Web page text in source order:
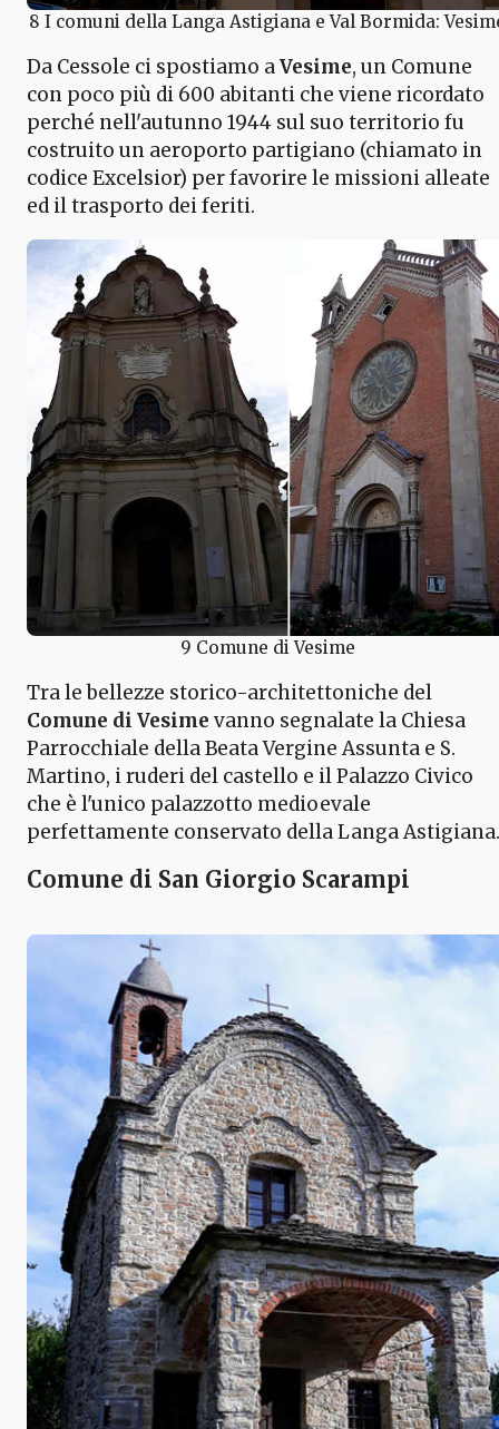
8 I comuni della Langa Astigiana e Val Bormida:
Da Cessole ci spostiamo aVesime, un Comune
con poco più di 600 abitanti che viene ricordato
perché nell'autunno 1944 sul suo territorio fu
costruito un aeroporto partigiano (chiamato in
codice Excelsior) per favorire le missioni alleate
ed il trasporto dei feriti.
9 Comune di Vesime
Tra le bellezze storico-architettoniche del
Comune di Vesime vanno segnalate la Chiesa
Parrocchiale della Beata Vergine Assunta e S.
Martino, i ruderi del castello e il Palazzo Civico
che è l'unico palazzotto medioevale
perfettamente conservato della Langa Astigiana.
Comune di San Giorgio Scarampi